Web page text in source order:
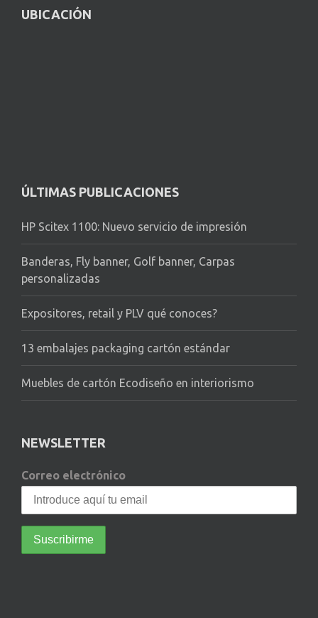
UBICACIÓN
ÚLTIMAS PUBLICACIONES
HP Scitex 1100: Nuevo servicio de impresión
Banderas, Fly banner, Golf banner, Carpas
personalizadas
Expositores, retail y PLV qué conoces?
13 embalajes packaging cartón estándar
Muebles de cartón Ecodiseño en interiorismo
NEWSLETTER
Correo electrónico